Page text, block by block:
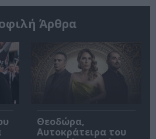
Άρθρα
Θεοδώρα,
Αυτοκράτειρα του